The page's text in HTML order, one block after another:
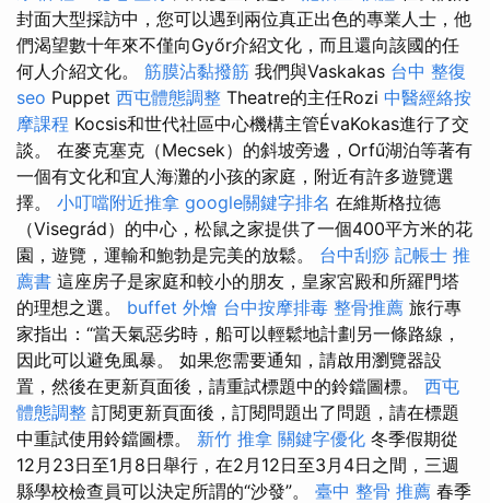
封面大型採訪中，您可以遇到兩位真正出色的專業人士，他
們渴望數十年來不僅向Győr介紹文化，而且還向該國的任
何人介紹文化。 筋膜沾黏撥筋 我們與Vaskakas 台中 整復
seo Puppet 西屯體態調整 Theatre的主任Rozi 中醫經絡按
摩課程 Kocsis和世代社區中心機構主管ÉvaKokas進行了交
談。 在麥克塞克（Mecsek）的斜坡旁邊，Orfű湖泊等著有
一個有文化和宜人海灘的小孩的家庭，附近有許多遊覽選
擇。 小叮噹附近推拿 google關鍵字排名 在維斯格拉德
（Visegrád）的中心，松鼠之家提供了一個400平方米的花
園，遊覽，運輸和鮑勃是完美的放鬆。 台中刮痧 記帳士 推
薦書 這座房子是家庭和較小的朋友，皇家宮殿和所羅門塔
的理想之選。 buffet 外燴 台中按摩排毒 整骨推薦 旅行專
家指出：“當天氣惡劣時，船可以輕鬆地計劃另一條路線，
因此可以避免風暴。 如果您需要通知，請啟用瀏覽器設
置，然後在更新頁面後，請重試標題中的鈴鐺圖標。 西屯
體態調整 訂閱更新頁面後，訂閱問題出了問題，請在標題
中重試使用鈴鐺圖標。 新竹 推拿 關鍵字優化 冬季假期從
12月23日至1月8日舉行，在2月12日至3月4日之間，三週
縣學校檢查員可以決定所謂的“沙發”。 臺中 整骨 推薦 春季